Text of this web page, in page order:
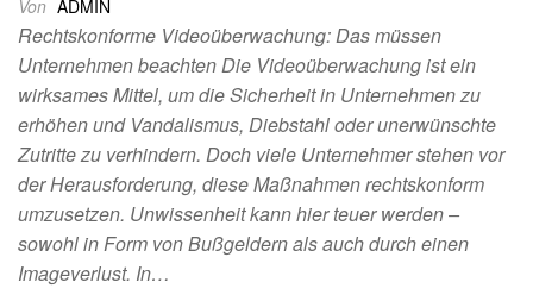
Von ADMIN
Rechtskonforme Videoüberwachung: Das müssen
Unternehmen beachten Die Videoüberwachung ist ein
wirksames Mittel, um die Sicherheit in Unternehmen zu
erhöhen und Vandalismus, Diebstahl oder unerwünschte
Zutritte zu verhindern. Doch viele Unternehmer stehen vor
der Herausforderung, diese Maßnahmen rechtskonform
umzusetzen. Unwissenheit kann hier teuer werden –
sowohl in Form von Bußgeldern als auch durch einen
Imageverlust. In…